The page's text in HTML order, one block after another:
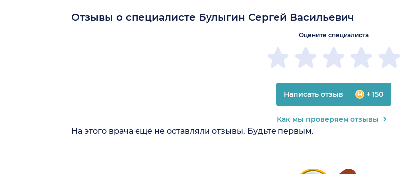
Отзывы о специалисте Булыгин Сергей Васильевич
На этого врача ещё не оставляли отзывы. Будьте первым.
Оцените специалиста
Написать отзыв + 150
Как мы проверяем отзывы